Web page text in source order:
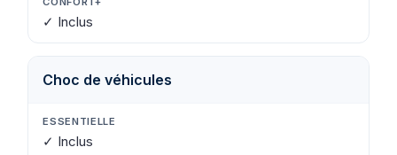
✓ Inclus
Choc de véhicules
✓ Inclus